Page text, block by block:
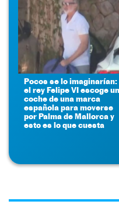
Pocos se lo imaginarían:
el rey Felipe VI escoge un
coche de una marca
española para moverse
por Palma de Mallorca y
esto es lo que cuesta